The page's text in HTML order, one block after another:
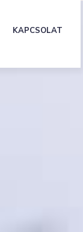
KAPCSOLAT